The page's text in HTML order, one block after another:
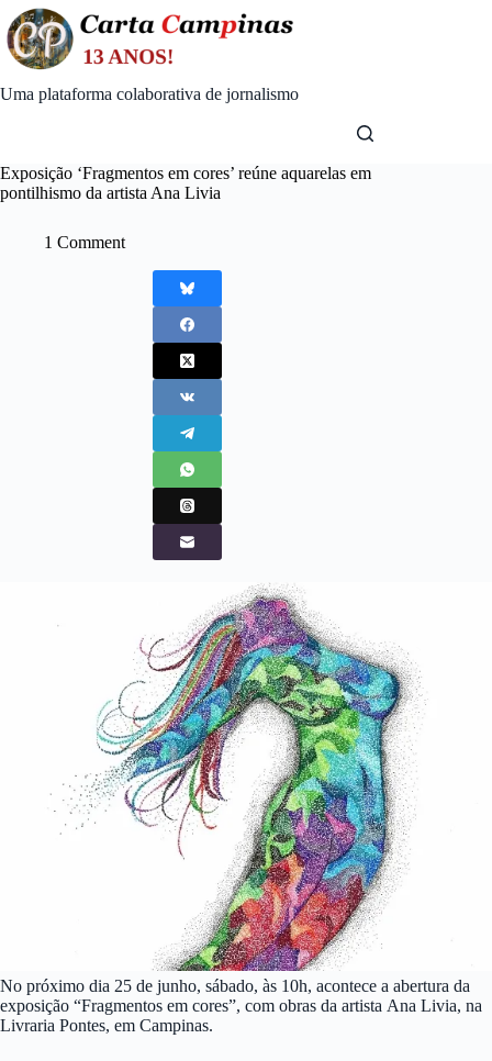
Skip
to
content
Uma plataforma colaborativa de jornalismo
Exposição ‘Fragmentos em cores’ reúne aquarelas em
pontilhismo da artista Ana Livia
1 Comment
No próximo dia 25 de junho, sábado, às 10h, acontece a abertura da
exposição “Fragmentos em cores”, com obras da artista Ana Livia, na
Livraria Pontes, em Campinas.